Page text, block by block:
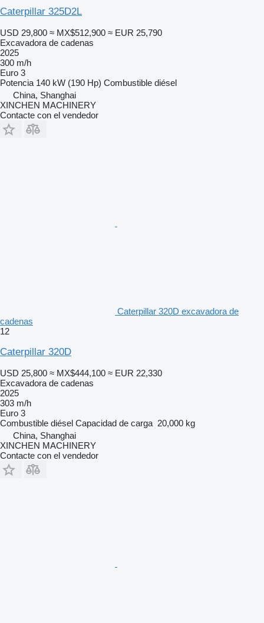
Caterpillar 325D2L
USD 29,800 ≈ MX$512,900 ≈ EUR 25,790
Excavadora de cadenas
2025
300 m/h
Euro 3
Potencia 140 kW (190 Hp) Combustible diésel
China, Shanghai
XINCHEN MACHINERY
Contacte con el vendedor
Caterpillar 320D excavadora de
cadenas
12
Caterpillar 320D
USD 25,800 ≈ MX$444,100 ≈ EUR 22,330
Excavadora de cadenas
2025
303 m/h
Euro 3
Combustible diésel Capacidad de carga 20,000 kg
China, Shanghai
XINCHEN MACHINERY
Contacte con el vendedor